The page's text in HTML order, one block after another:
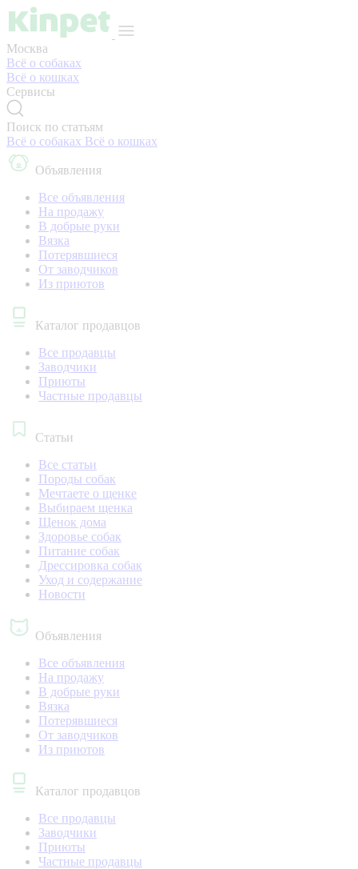
Москва
Всё о собаках
Всё о кошках
Сервисы
Поиск по статьям
Всё о собаках Всё о кошках
Объявления
Все объявления
На продажу
В добрые руки
Вязка
Потерявшиеся
От заводчиков
Из приютов
Каталог продавцов
Все продавцы
Заводчики
Приюты
Частные продавцы
Статьи
Все статьи
Породы собак
Мечтаете о щенке
Выбираем щенка
Щенок дома
Здоровье собак
Питание собак
Дрессировка собак
Уход и содержание
Новости
Объявления
Все объявления
На продажу
В добрые руки
Вязка
Потерявшиеся
От заводчиков
Из приютов
Каталог продавцов
Все продавцы
Заводчики
Приюты
Частные продавцы